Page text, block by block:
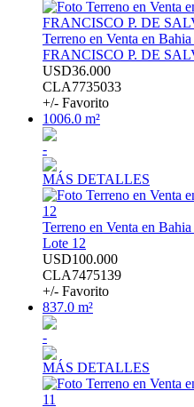
Terreno en Venta en
FRANCISCO P. DE
USD36.000
CLA7735033
+/- Favorito
1006.0 m²
-
MÁS DETALLES
Terreno en Venta en
Lote 12
USD100.000
CLA7475139
+/- Favorito
837.0 m²
-
MÁS DETALLES